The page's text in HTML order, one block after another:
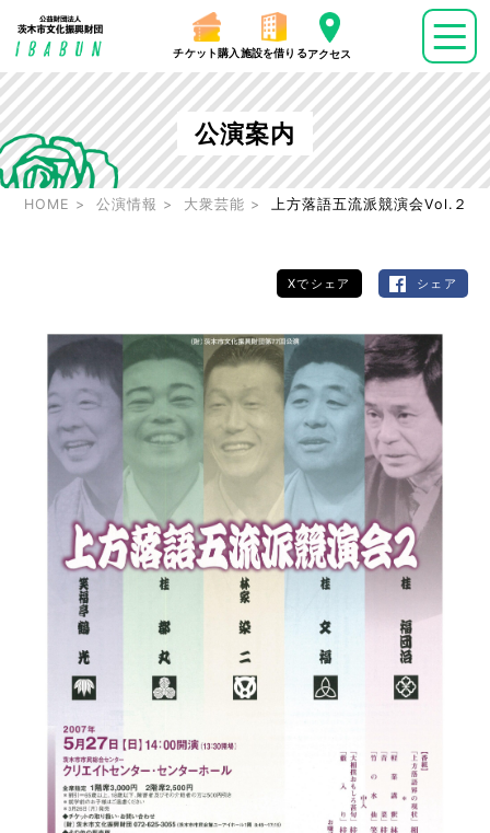
チケット購入 施設を借りるアクセス
公演案内
HOME 公演情報 大衆芸能 上方落語五流派競演会Vol.２
Xでシェア シェア